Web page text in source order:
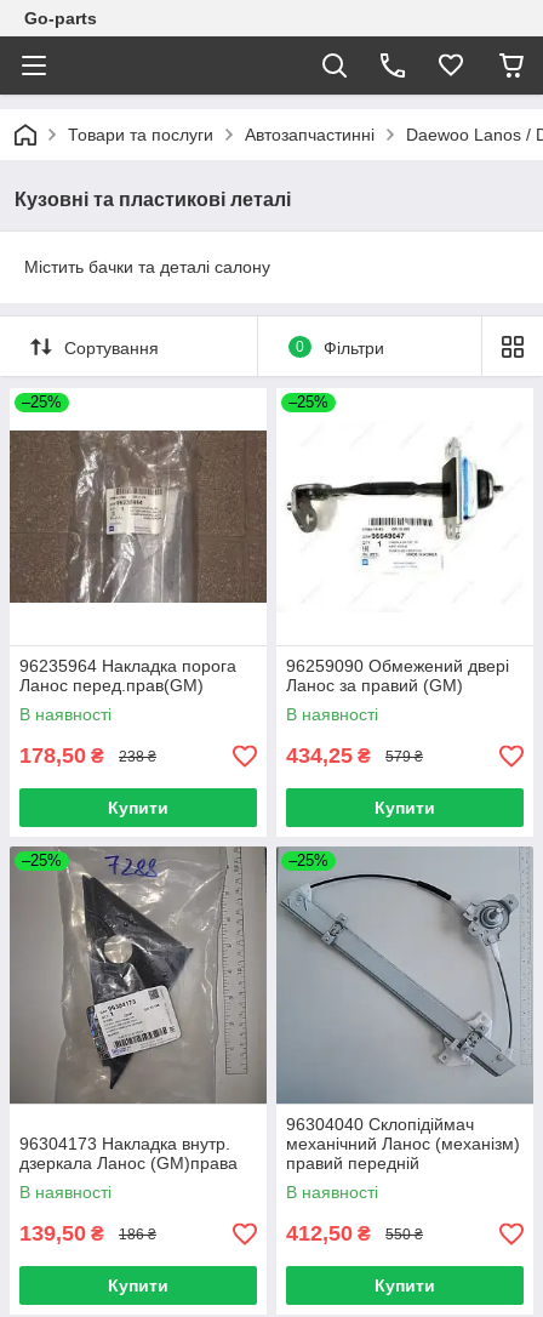
Go-parts
Товари та послуги Автозапчастинні Daewoo Lanos /
Кузовні та пластикові леталі
Містить бачки та деталі салону
Сортування 0 Фільтри
–25%
96235964 Накладка порога
Ланос перед.прав(GM)
В наявності
178,50 ₴ 238 ₴
Купити
–25%
96259090 Обмежений двері
Ланос за правий (GM)
В наявності
434,25 ₴ 579 ₴
Купити
–25%
96304173 Накладка внутр.
дзеркала Ланос (GM)права
В наявності
139,50 ₴ 186 ₴
Купити
–25%
96304040 Склопідіймач
механічний Ланос (механізм)
правий передній
В наявності
412,50 ₴ 550 ₴
Купити